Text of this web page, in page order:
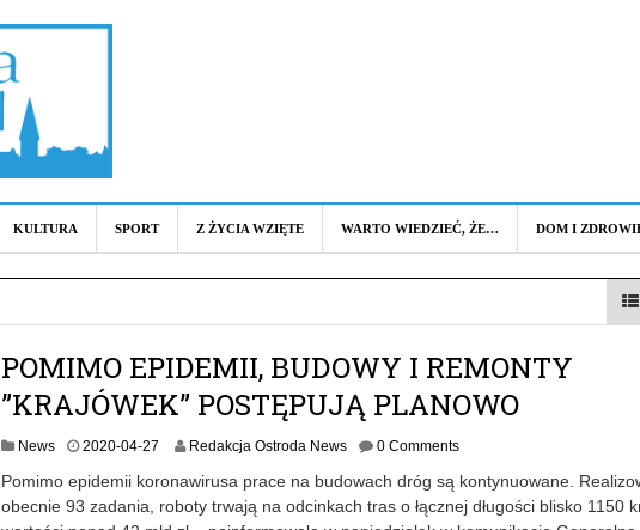
KULTURA SPORT Z ŻYCIA WZIĘTE WARTO WIEDZIEĆ, ŻE… DOM I
POMIMO EPIDEMII, BUDOWY I REMONTY
”KRAJÓWEK” POSTĘPUJĄ PLANOWO
News 2020-04-27
2
0
Redakcja Ostroda News 0 Comments
Pomimo epidemii koronawirusa prace na budowach dróg są kontynuowane.
obecnie 93 zadania, roboty trwają na odcinkach tras o łącznej długości blisko 1150